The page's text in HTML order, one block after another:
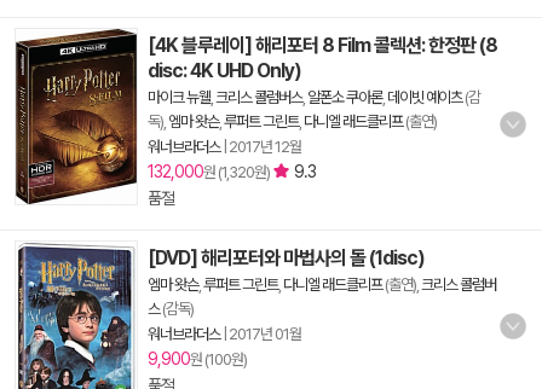
[4K 블루레이] 해리포터 8 Film 콜렉션: 한정판 (8
disc: 4K UHD Only)
마이크 뉴웰 크리스 콜럼버스, 알폰소 쿠아론, 데이빗 예이츠(감
독), 엠마 왓슨, 루퍼트 그린트, 다니엘 래드클리프(출연)
워너브라더스| 2017년 12월
132,000원 (1,320원)
9.3
품절
[DVD] 해리포터와 마법사의 돌 (1disc)
엠마 왓슨, 루퍼트 그린트, 다니엘 래드클리프(출연), 크리스 콜럼버
스(감독)
워너브라더스| 2017년 01월
9,900원 (100원)